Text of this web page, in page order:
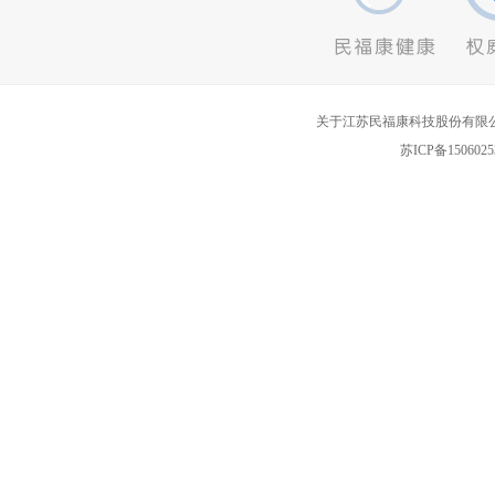
关于江苏民福康科技股份有限
苏ICP备